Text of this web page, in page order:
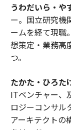
うわだいら・や
ー。国立研究機
ームを経て現職
想策定・業務高
つ。
たかた・ひろた
ITベンチャー、
ロジーコンサル
アーキテクトの